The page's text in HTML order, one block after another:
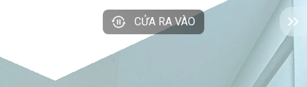
CỬA RA VÀO